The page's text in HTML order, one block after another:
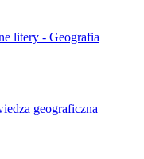
litery - Geografia
geograficzna